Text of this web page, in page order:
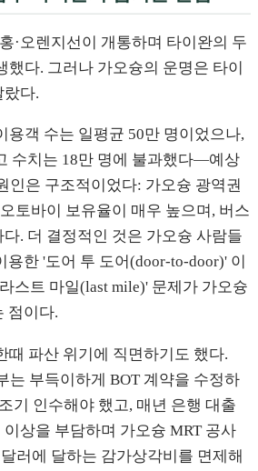
·오렌지선이 개통하며 타이완의 두
했다. 그러나 가오슝의 운명은 타이
랐다.
용객 수는 일평균 50만 명이었으나,
수치는 18만 명에 불과했다—예상
인은 구조적이었다: 가오슝 광역권
토바이 보유율이 매우 높으며, 버스
. 더 결정적인 것은 가오슝 사람들
한 '도어 투 도어(door-to-door)' 이
스트 마일(last mile)' 문제가 가오슝
점이다.
때 파산 위기에 직면하기도 했다.
는 부득이하게 BOT 계약을 수정하
기 인수해야 했고, 매년 은행 대출
상을 부담하며 가오슝 MRT 공사
러에 달하는 감가상각비를 면제해